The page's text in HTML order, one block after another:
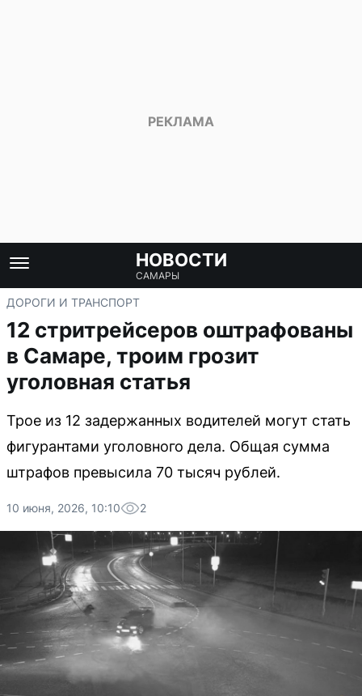
НОВОСТИ
САМАРЫ
ДОРОГИ И ТРАНСПОРТ
12 стритрейсеров оштрафованы
в Самаре, троим грозит
уголовная статья
Трое из 12 задержанных водителей могут стать
фигурантами уголовного дела. Общая сумма
штрафов превысила 70 тысяч рублей.
10 июня, 2026, 10:10 2